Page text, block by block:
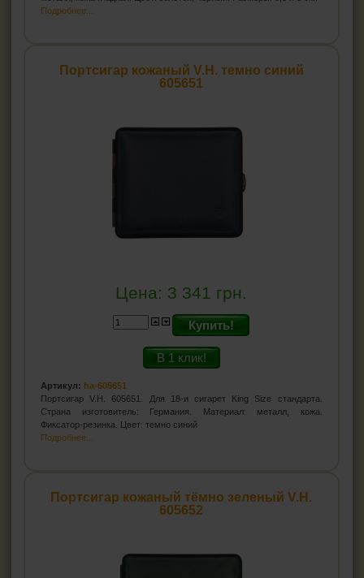
Подробнее...
Портсигар кожаный V.H. темно синий
605651
Цена: 3 341 грн.
Купить!
В 1 клик!
Артикул: ha-605651
Портсигар V.H. 605651. Для 18-и сигарет King Size стандарта.
Страна изготовитель: Германия. Материал: металл, кожа.
Фиксатор-резинка. Цвет: темно синий
Подробнее...
Портсигар кожаный тёмно зеленый V.H.
605652